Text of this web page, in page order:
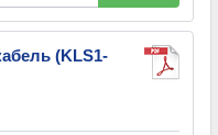
(KLS1-